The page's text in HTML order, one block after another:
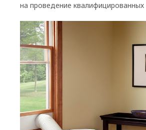
на проведение квалифицированны